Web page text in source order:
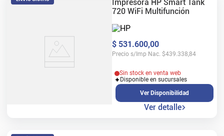
Impresora HP Smart Tank
720 WiFi Multifunción
$ 531.600,00
Precio s/Imp Nac. $439.338,84
Sin stock en venta web
Disponible en sucursales
Ver Disponibilidad
Ver detalle